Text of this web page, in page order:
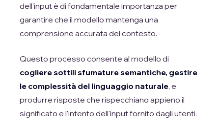
dell'input è di fondamentale importanza per
garantire che il modello mantenga una
comprensione accurata del contesto.
Questo processo consente al modello di
cogliere sottili sfumature semantiche, gestire
le complessità del linguaggio naturale, e
produrre risposte che rispecchiano appieno il
significato e l'intento dell'input fornito dagli utenti.